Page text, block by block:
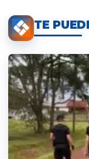
TE